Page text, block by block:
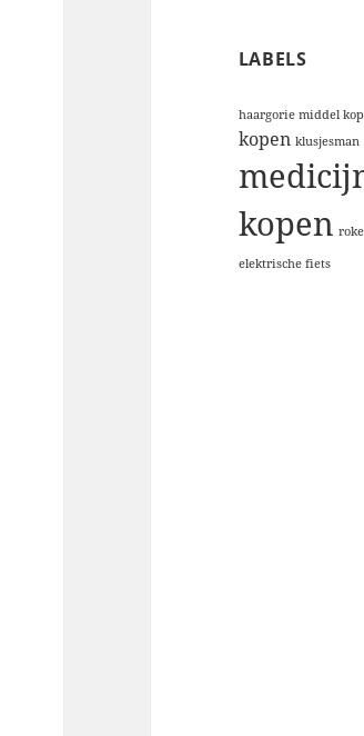
LABELS
haargorie middel
kopen klusjesman
kopen
elektrische fiets